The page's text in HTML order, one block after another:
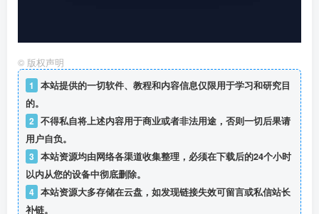
© 版权声明
1
本站提供的一切软件、教程和内容信息仅限用于学习和研究目
的。
2 不得私自将上述内容用于商业或者非法用途，否则一切后果请
用户自负。
3 本站资源均由网络各渠道收集整理，必须在下载后的24个小时
以内从您的设备中彻底删除。
4 本站资源大多存储在云盘，如发现链接失效可留言或私信站长
补链。